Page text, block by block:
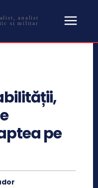
analist
si militar
pe